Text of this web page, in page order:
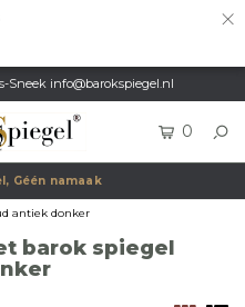
×
Sneek info@barokspiegel.nl
0
Géén namaak
antiek donker
barok spiegel